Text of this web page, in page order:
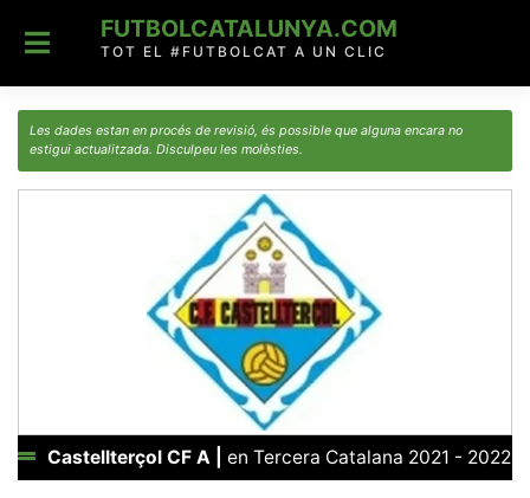
content
FUTBOLCATALUNYA.COM
TOT EL #FUTBOLCAT A UN CLIC
Les dades estan en procés de revisió, és possible que alguna encara no
estigui actualitzada. Disculpeu les molèsties.
Castellterçol CF A en Tercera Catalana 2021 - 2022